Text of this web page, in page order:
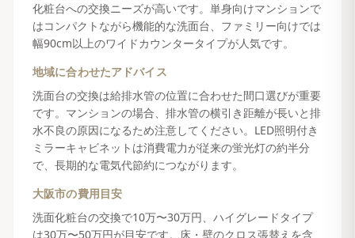
化粧台への交換ニーズが高いです。単身向けマンションで
はコンパクトながら機能的な洗面台、ファミリー向けでは
幅90cm以上のワイドカウンタータイプが人気です。
地域に合わせたアドバイス
洗面台の交換は給排水管の位置に合わせた間口選びが重要
です。マンションの場合、排水管の横引き距離が長いと排
水不良の原因になるため注意してください。LED照明付き
ミラーキャビネットは消費電力が従来の蛍光灯の約半分
で、長期的な電気代節約につながります。
大阪市の費用目安
洗面化粧台の交換で10万〜30万円、ハイグレードタイプ
は30万〜50万円が目安です。床・壁のクロス張替えを含